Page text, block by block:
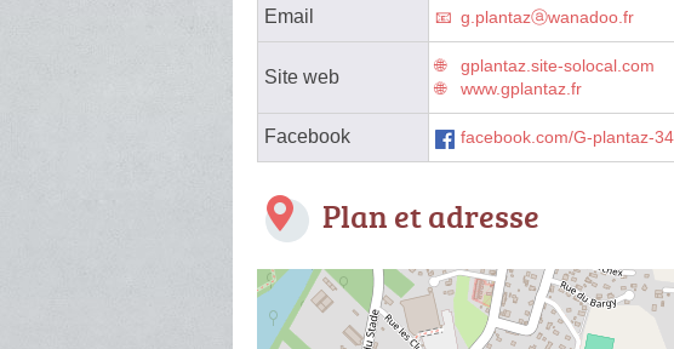
Email g.plantazⓐwanadoo.fr
Site web
gplantaz.site-solocal.com
www.gplantaz.fr
Facebook facebook.com/G-plantaz-
Plan et adresse